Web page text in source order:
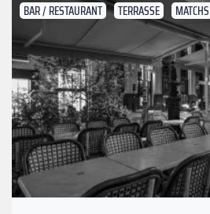
BAR / RESTAURANT TERRASSE MATCHS
Précédent